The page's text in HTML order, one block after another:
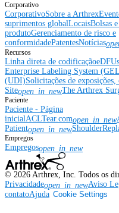
Corporativo
CorporativoSobre a Arthrex
suprimentos globalLocaisBolsas
produtoGerenciamento de risco e
conformidadePatentesNotícias
Recursos
Linha direta de codificação
Enterprise Labeling System
(UDI)Solicitações de
Siteopen_in_newThe Arthrex
Paciente
Paciente - Página
inicialACLTear.comopen_in_new
Patientopen_in_new
Empregos
Empregosopen_in_new
© 2026 Arthrex, Inc. Todos os
Privacidadeopen_in_newAviso
contatoAjuda Cookie Settings